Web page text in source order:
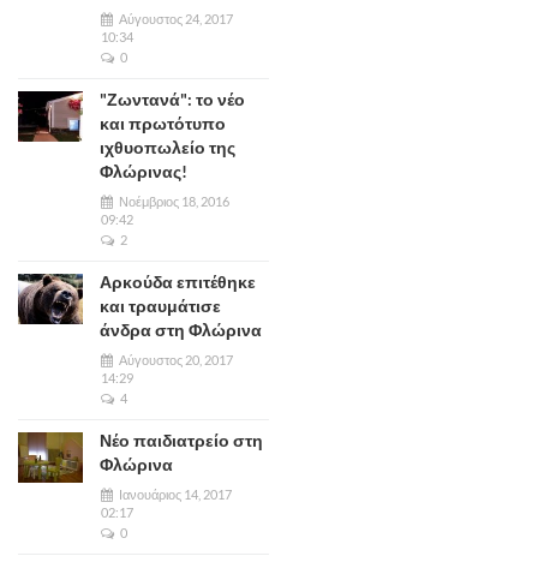
Αύγουστος 24, 2017
10:34
0
"Ζωντανά": το νέο
και πρωτότυπο
ιχθυοπωλείο της
Φλώρινας!
Νοέμβριος 18, 2016
09:42
2
Αρκούδα επιτέθηκε
και τραυμάτισε
άνδρα στη Φλώρινα
Αύγουστος 20, 2017
14:29
4
Νέο παιδιατρείο στη
Φλώρινα
Ιανουάριος 14, 2017
02:17
0